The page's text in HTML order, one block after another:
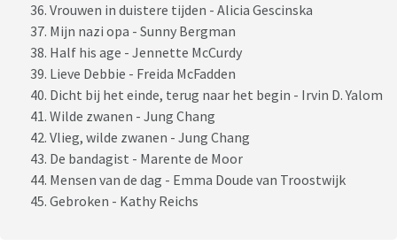
Vrouwen in duistere tijden - Alicia Gescinska
Mijn nazi opa - Sunny Bergman
Half his age - Jennette McCurdy
Lieve Debbie - Freida McFadden
Dicht bij het einde, terug naar het begin - Irvin D. Yalom
Wilde zwanen - Jung Chang
Vlieg, wilde zwanen - Jung Chang
De bandagist - Marente de Moor
Mensen van de dag - Emma Doude van Troostwijk
Gebroken - Kathy Reichs